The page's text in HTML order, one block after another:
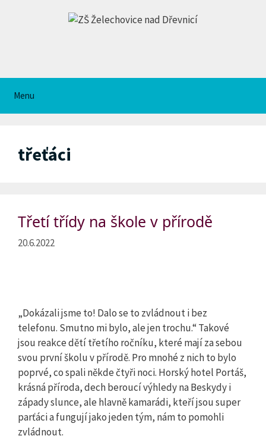
Menu
třeťáci
Třetí třídy na škole v přírodě
20.6.2022
„Dokázali jsme to! Dalo se to zvládnout i bez
telefonu. Smutno mi bylo, ale jen trochu.“ Takové
jsou reakce dětí třetího ročníku, které mají za sebou
svou první školu v přírodě. Pro mnohé z nich to bylo
poprvé, co spali někde čtyři noci. Horský hotel Portáš,
krásná příroda, dech beroucí výhledy na Beskydy i
západy slunce, ale hlavně kamarádi, kteří jsou super
parťáci a fungují jako jeden tým, nám to pomohli
zvládnout.